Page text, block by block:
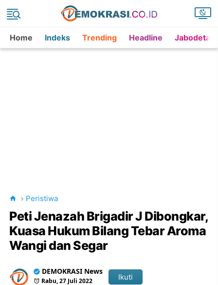
Home Indeks Trending Headline
Peristiwa
Peti Jenazah Brigadir J Dibongkar,
Kuasa Hukum Bilang Tebar Aroma
Wangi dan Segar
DEMOKRASI News
Rabu, 27 Juli 2022 Ikuti